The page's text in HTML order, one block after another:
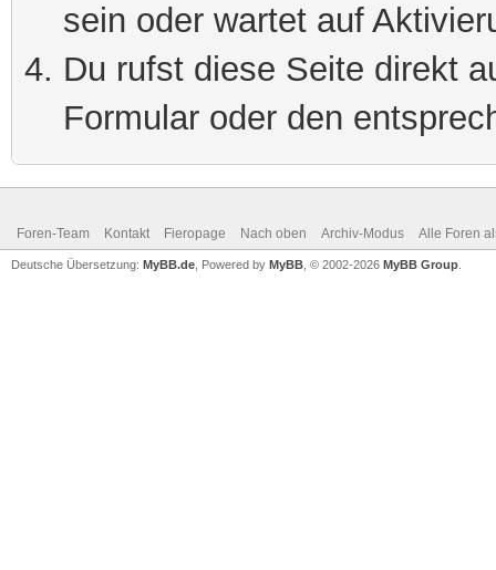
sein oder wartet auf
Du rufst diese Seite direkt
Formular oder den
Foren-Team Kontakt Fieropage Nach oben Archiv-Modus Alle Foren
Deutsche Übersetzung: MyBB.de , Powered by MyBB , © 2002-2026 MyBB Group